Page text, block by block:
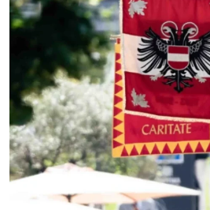
Magazin
Service & Kontakt
(öffnet in neuem